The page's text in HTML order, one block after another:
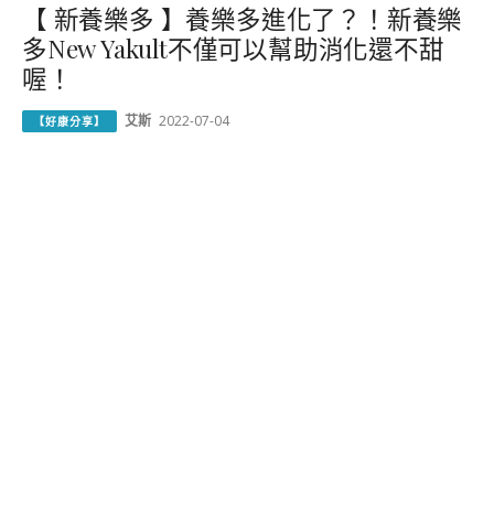
【 新養樂多 】養樂多進化了？！新養樂
多New Yakult不僅可以幫助消化還不甜
喔！
【好康分享】 艾斯 2022-07-04